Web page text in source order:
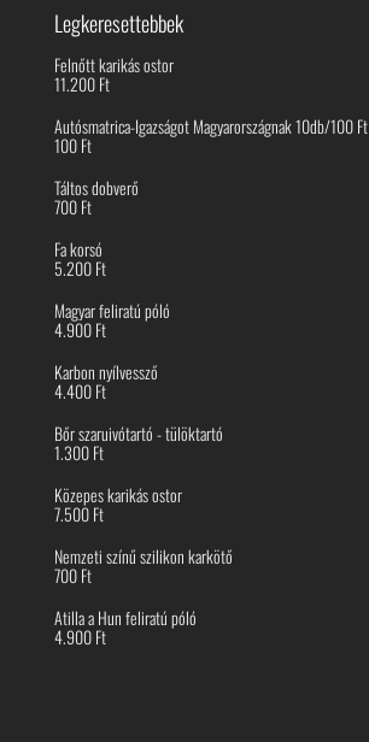
Legkeresettebbek
Felnőtt karikás ostor
11.200Ft
Autósmatrica-Igazságot Magyarországnak 10db/100 Ft
100Ft
Táltos dobverő
700Ft
Fa korsó
5.200Ft
Magyar feliratú póló
4.900Ft
Karbon nyílvessző
4.400Ft
Bőr szaruivótartó - tülöktartó
1.300Ft
Közepes karikás ostor
7.500Ft
Nemzeti színű szilikon karkötő
700Ft
Atilla a Hun feliratú póló
4.900Ft